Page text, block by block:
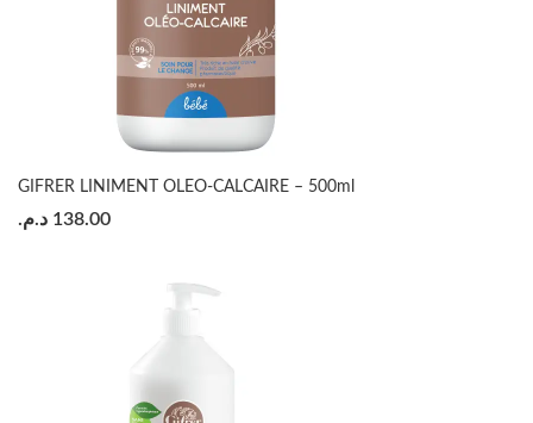
GIFRER LINIMENT OLEO-CALCAIRE – 500ml
138.00 د.م.